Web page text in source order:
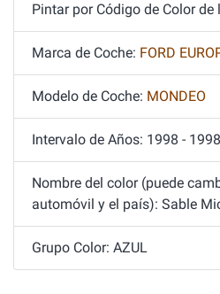
Pintar por Código de Color de
Marca de Coche: FORD
Modelo de Coche: MONDEO
Intervalo de Años: 1998 - 1998
Nombre del color (puede
automóvil y el país): Sable
Grupo Color: AZUL